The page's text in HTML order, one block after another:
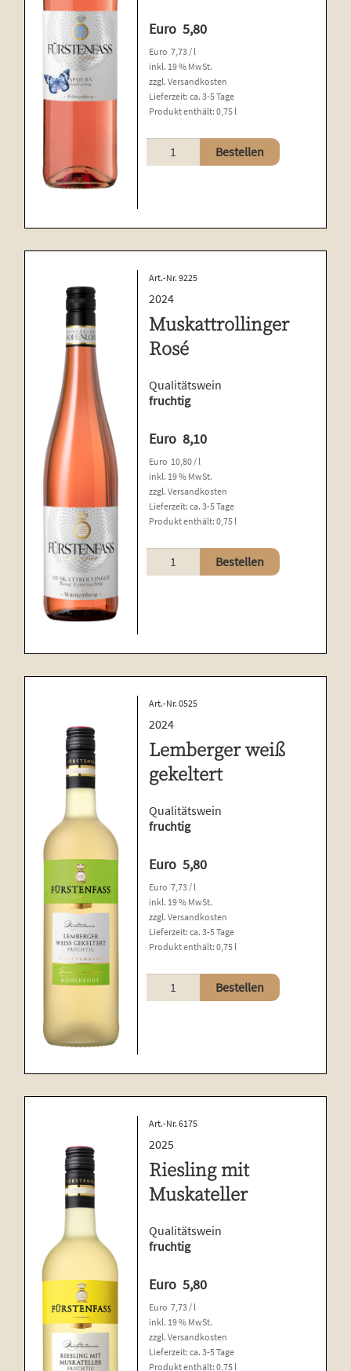
Euro 5,80
Euro 7,73/ l
inkl. 19 % MwSt.
zzgl.Versandkosten
Lieferzeit:ca. 3-5 Tage
Produkt enthält: 0,75 l
APATURA.
Schillerwein
Bestellen
Art.-Nr. 9225
2024
Muskattrollinger
Rosé
Qualitätswein
fruchtig
Euro 8,10
Euro 10,80/ l
inkl. 19 % MwSt.
zzgl.Versandkosten
Lieferzeit:ca. 3-5 Tage
Produkt enthält: 0,75 l
Muskattrollinger
Rosé
Bestellen
Art.-Nr. 0525
2024
Lemberger weiß
gekeltert
Qualitätswein
fruchtig
Euro 5,80
Euro 7,73/ l
inkl. 19 % MwSt.
zzgl.Versandkosten
Lieferzeit:ca. 3-5 Tage
Produkt enthält: 0,75 l
Lemberger
weiß
Bestellen
Art.-Nr. 6175
2025
Riesling mit
Muskateller
Qualitätswein
fruchtig
Euro 5,80
Euro 7,73/ l
inkl. 19 % MwSt.
zzgl.Versandkosten
Lieferzeit:ca. 3-5 Tage
Produkt enthält: 0,75 l